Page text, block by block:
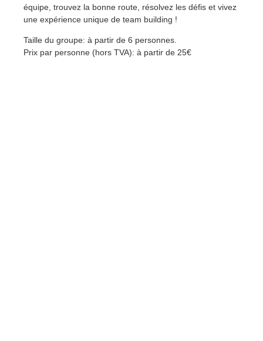
équipe, trouvez la bonne route, résolvez les défis et vivez
une expérience unique de team building !
Taille du groupe: à partir de 6 personnes.
Prix par personne (hors TVA): à partir de 25€